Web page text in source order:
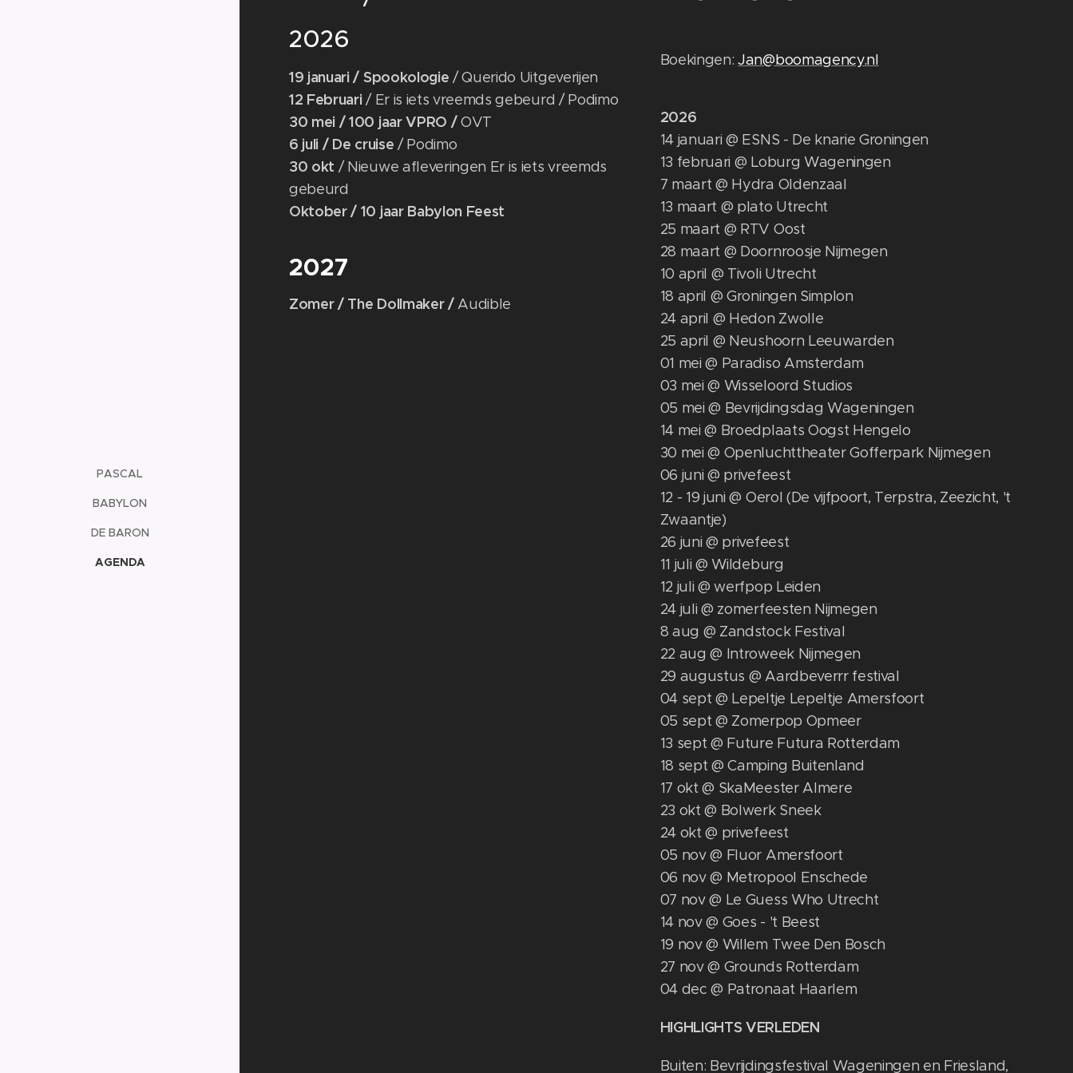
PASCAL
BABYLON
DE BARON
AGENDA
2026
19 januari / Spookologie / Querido Uitgeverijen
12 Februari/ Er is iets vreemds gebeurd / Podimo
30 mei / 100 jaar VPRO /OVT
6 juli / De cruise / Podimo
30 okt / Nieuwe afleveringen Er is iets vreemds
gebeurd
Oktober / 10 jaar Babylon Feest
2027
Zomer / The Dollmaker /Audible
Boekingen:Jan@boomagency.nl
2026
14 januari @ ESNS - De knarie Groningen
13 februari @ Loburg Wageningen
7 maart @ Hydra Oldenzaal
13 maart @ plato Utrecht
25 maart @ RTV Oost
28 maart @ Doornroosje Nijmegen
10 april @ Tivoli Utrecht
18 april @ Groningen Simplon
24 april @ Hedon Zwolle
25 april @ Neushoorn Leeuwarden
01 mei @ Paradiso Amsterdam
03 mei @ Wisseloord Studios
05 mei @ Bevrijdingsdag Wageningen
14 mei @ Broedplaats Oogst Hengelo
30 mei @ Openluchttheater Gofferpark Nijmegen
06 juni @ privefeest
12 - 19 juni @ Oerol (De vijfpoort, Terpstra, Zeezicht, 't
Zwaantje)
26 juni @ privefeest
11 juli @ Wildeburg
12 juli @ werfpop Leiden
24 juli @ zomerfeesten Nijmegen
8 aug @ Zandstock Festival
22 aug @ Introweek Nijmegen
29 augustus @ Aardbeverrr festival
04 sept @ Lepeltje Lepeltje Amersfoort
05 sept @ Zomerpop Opmeer
13 sept @ Future Futura Rotterdam
18 sept @ Camping Buitenland
17 okt @ SkaMeester Almere
23 okt @ Bolwerk Sneek
24 okt @ privefeest
05 nov @ Fluor Amersfoort
06 nov @ Metropool Enschede
07 nov @ Le Guess Who Utrecht
14 nov @ Goes - 't Beest
19 nov @ Willem Twee Den Bosch
27 nov @ Grounds Rotterdam
04 dec @ Patronaat Haarlem
HIGHLIGHTS VERLEDEN
Buiten: Bevrijdingsfestival Wageningen en Friesland,